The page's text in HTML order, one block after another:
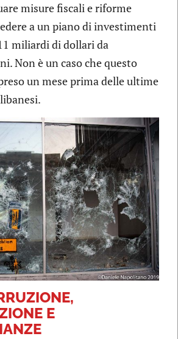
misure fiscali e riforme
a un piano di investimenti
miliardi di dollari da
Non è un caso che questo
un mese prima delle ultime
E